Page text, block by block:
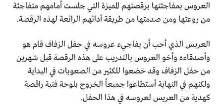
العروس بمفاجئتها برقصتهم المميزة التي جلست أمامهم متفاجئة
من روعتها ومن صدمتها من طريقة أدائهم الرائعة لهذه الرقصة.
العريس الذي أحب أن يفاجيء عروسه في حفل الزفاف قام هو
وأصدقاءه وأخو العروس بالتدريب على هذه الرقصة قبل شهرين
من حفل الزفاف وقد خضعوا للكثير من الصعوبات في البداية
ولكنهم في النهاية أستطاعوا جميعاً الخروج بلوحة فنية راقصة
كهدية من العريس لعروسه في هذا الحفل.